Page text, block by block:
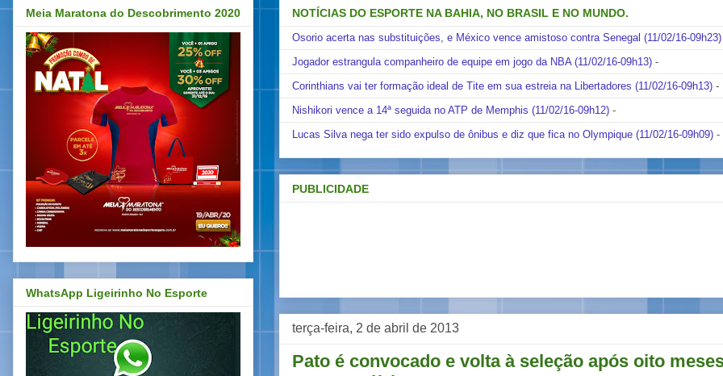
NOTÍCIAS DO ESPORTE NA BAHIA, NO BRASIL E NO MUNDO.
Osorio acerta nas substituições, e México vence amistoso contra Senegal (11/02/16-09h23)
Jogador estrangula companheiro de equipe em jogo da NBA (11/02/16-09h13) -
Corinthians vai ter formação ideal de Tite em sua estreia na Libertadores (11/02/16-09h13) -
Nishikori vence a 14ª seguida no ATP de Memphis (11/02/16-09h12) -
Lucas Silva nega ter sido expulso de ônibus e diz que fica no Olympique (11/02/16-09h09) -
PUBLICIDADE
terça-feira, 2 de abril de 2013
Pato é convocado e volta à seleção após oito
Meia Maratona do Descobrimento 2020
WhatsApp Ligeirinho No Esporte